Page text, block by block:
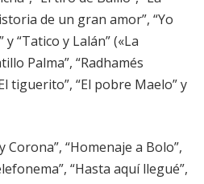
de un gran amor”, “Yo
“Tatico y Lalán” («La
Palma”, “Radhamés
tiguerito”, “El pobre Maelo” y
Corona”, “Homenaje a Bolo”,
“Hasta aquí llegué”,